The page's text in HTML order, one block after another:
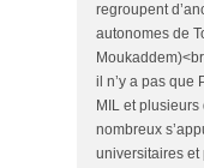
regroupent
autonomes de
il n’y a pas que
MIL et
nombreux
universitaires et